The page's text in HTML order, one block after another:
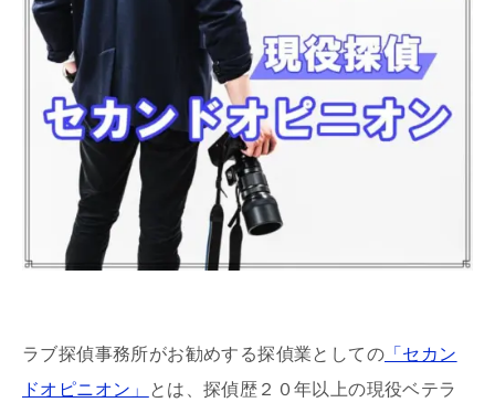
ラブ探偵事務所がお勧めする探偵業としての 「セカン
ドオピニオン」
とは、探偵歴２０年以上の現役ベテラ